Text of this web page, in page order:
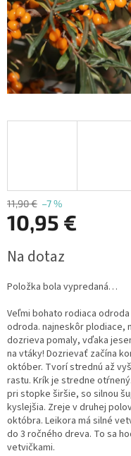
11,90 € –7 %
10,95 €
cena:
Na dotaz
Položka bola vypredaná…
Veľmi bohato rodiaca
odroda. najneskôr plodiace,
dozrieva pomaly, vďaka
na vtáky! Dozrievať začína
október. Tvorí strednú až
rastu. Krík je stredne
pri stopke širšie, so silnou
kyslejšia. Zreje v druhej
októbra. Leikora má silné
do 3 ročného dreva. To sa
vetvičkami.